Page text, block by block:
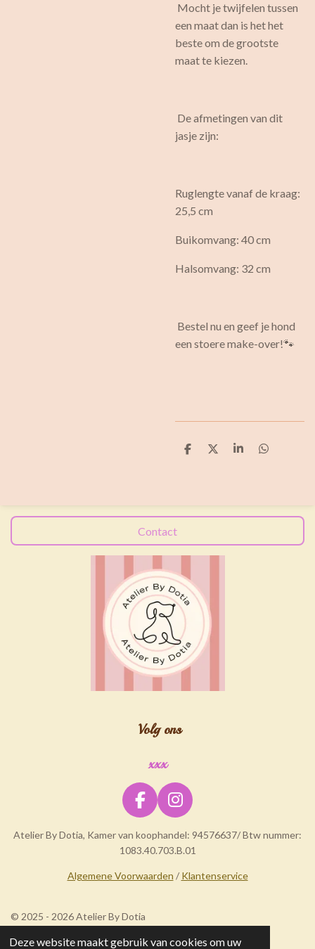
Deze website maakt gebruik van cookies om uw
Mocht je twijfelen tussen
een maat dan is het het
beste om de grootste
maat te kiezen.
De afmetingen van dit
jasje zijn:
Ruglengte vanaf de kraag:
25,5 cm
Buikomvang: 40 cm
Halsomvang: 32 cm
Bestel nu en geef je hond
een stoere make-over!🐾
D
D
S
D
Contact
Volg ons
xxx
F
c
e
b
k
I
s
t
a
a
m
Atelier By Dotia, Kamer van koophandel: 94576637/ Btw nummer:
1083.40.703.B.01
Algemene Voorwaarden / Klantenservice
© 2025 - 2026 Atelier By Dotia